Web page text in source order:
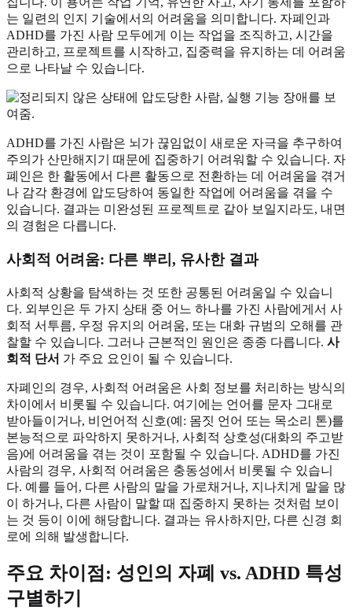
는 일련의 인지 기술에서의 어려움을 의미합니다. 자폐인과
ADHD를 가진 사람 모두에게 이는 작업을 조직하고, 시간을
관리하고, 프로젝트를 시작하고, 집중력을 유지하는 데 어려움
으로 나타날 수 있습니다.
ADHD를 가진 사람은 뇌가 끊임없이 새로운 자극을 추구하여
주의가 산만해지기 때문에 집중하기 어려워할 수 있습니다. 자
폐인은 한 활동에서 다른 활동으로 전환하는 데 어려움을 겪거
나 감각 환경에 압도당하여 동일한 작업에 어려움을 겪을 수
있습니다. 결과는 미완성된 프로젝트로 같아 보일지라도, 내면
의 경험은 다릅니다.
사회적 어려움: 다른 뿌리, 유사한 결과
사회적 상황을 탐색하는 것 또한 공통된 어려움일 수 있습니
다. 외부인은 두 가지 상태 중 어느 하나를 가진 사람에게서 사
회적 서투름, 우정 유지의 어려움, 또는 대화 규범의 오해를 관
찰할 수 있습니다. 그러나 근본적인 원인은 종종 다릅니다. 사
회적 단서 가 주요 요인이 될 수 있습니다.
자폐인의 경우, 사회적 어려움은 사회 정보를 처리하는 방식의
차이에서 비롯될 수 있습니다. 여기에는 언어를 문자 그대로
받아들이거나, 비언어적 신호(예: 몸짓 언어 또는 목소리 톤)를
본능적으로 파악하지 못하거나, 사회적 상호성(대화의 주고받
음)에 어려움을 겪는 것이 포함될 수 있습니다. ADHD를 가진
사람의 경우, 사회적 어려움은 충동성에서 비롯될 수 있습니
다. 예를 들어, 다른 사람의 말을 가로채거나, 지나치게 말을 많
이 하거나, 다른 사람이 말할 때 집중하지 못하는 것처럼 보이
는 것 등이 이에 해당합니다. 결과는 유사하지만, 다른 신경 회
로에 의해 발생합니다.
주요 차이점: 성인의 자폐 vs. ADHD 특성
구별하기